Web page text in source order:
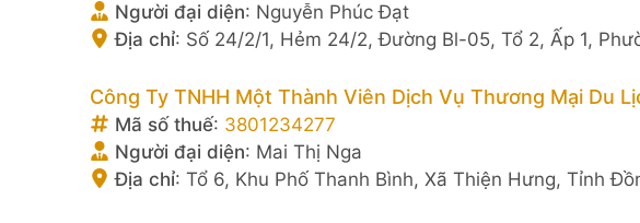
Người đại diện: Nguyễn Phúc Đạt
Địa chỉ: Số 24/2/1, Hẻm 24/2, Đường Bl-05, Tổ 2, Ấp 1,
Công Ty TNHH Một Thành Viên Dịch Vụ Thương Mại Du
Mã số thuế: 3801234277
Người đại diện: Mai Thị Nga
Địa chỉ: Tổ 6, Khu Phố Thanh Bình, Xã Thiện Hưng, Tỉnh